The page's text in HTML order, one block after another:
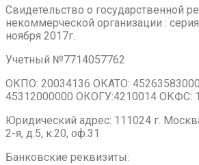
Свидетельство о государственной
некоммерческой организации :
ноября 2017г.
Учетный №7714057762
ОКПО: 20034136 ОКАТО:
45312000000 ОКОГУ:4210014 ОКФС:
Юридический адрес: 111024 г.
2-я, д.5, к.20, оф.31
Банковские реквизиты: